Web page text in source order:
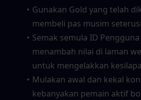
Gunakan Gold yang telah
membeli pas musim
Semak semula ID
menambah nilai di laman
untuk mengelakkan
Mulakan awal dan kekal
kebanyakan pemain aktif